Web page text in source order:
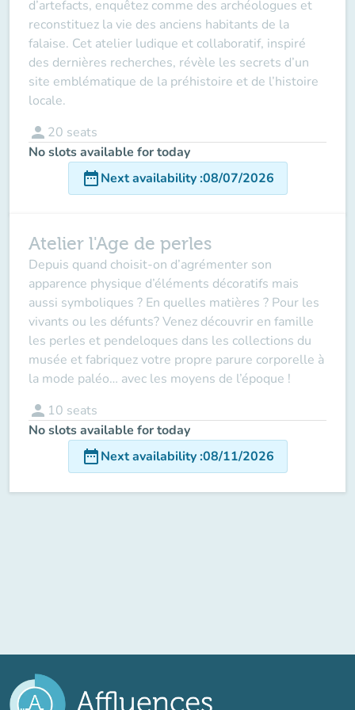
d’artefacts, enquêtez comme des archéologues et
reconstituez la vie des anciens habitants de la
falaise. Cet atelier ludique et collaboratif, inspiré
des dernières recherches, révèle les secrets d’un
site emblématique de la préhistoire et de l’histoire
locale.
person 20 seats
No slots available for today
date_rangeNext availability:08/07/2026
Atelier l'Age de perles
Depuis quand choisit-on d’agrémenter son
apparence physique d’éléments décoratifs mais
aussi symboliques ? En quelles matières ? Pour les
vivants ou les défunts? Venez découvrir en famille
les perles et pendeloques dans les collections du
musée et fabriquez votre propre parure corporelle à
la mode paléo… avec les moyens de l’époque !
person 10 seats
No slots available for today
date_rangeNext availability:08/11/2026